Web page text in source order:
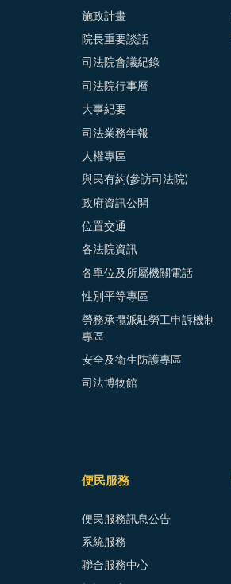
施政計畫
院長重要談話
司法院會議紀錄
司法院行事曆
大事紀要
司法業務年報
人權專區
與民有約(參訪司法院)
政府資訊公開
位置交通
各法院資訊
各單位及所屬機關電話
性別平等專區
勞務承攬派駐勞工申訴機制
專區
安全及衛生防護專區
司法博物館
便民服務
便民服務訊息公告
系統服務
聯合服務中心